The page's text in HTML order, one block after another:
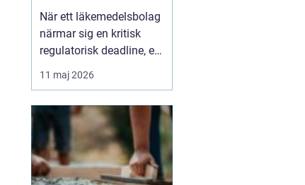
kompetens
När ett läkemedelsbolag
närmar sig en kritisk
regulatorisk deadline, en
medtechaktör ska skala
upp produktionen eller
en nyckelperson i ett
kliniskt
utvecklingsprojekt, finns
sällan utrymme för
11 maj 2026